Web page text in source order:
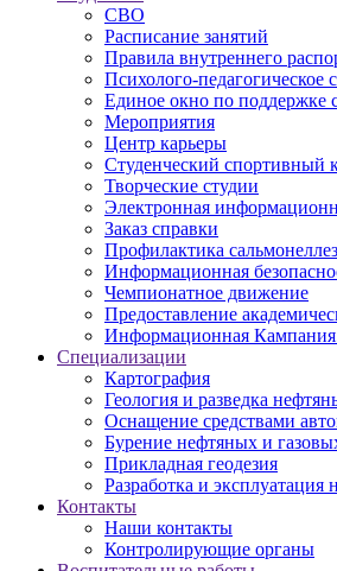
СВО
Расписание занятий
Правила внутреннего
Психолого-педагогическое
Единое окно по поддержке
Мероприятия
Центр карьеры
Студенческий
Творческие студии
Электронная
Заказ справки
Профилактика
Информационная
Чемпионатное движение
Предоставление
Информационная
Специализации
Картография
Геология и разведка
Оснащение средствами
Бурение нефтяных и
Прикладная геодезия
Разработка и
Контакты
Наши контакты
Контролирующие органы